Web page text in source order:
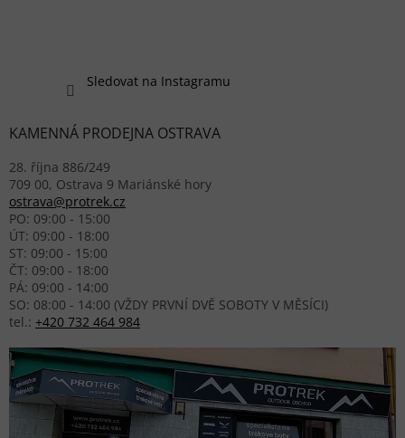
Sledovat na Instagramu
KAMENNÁ PRODEJNA OSTRAVA
28. října 886/249
709 00, Ostrava 9 Mariánské hory
ostrava@protrek.cz
PO: 09:00 - 15:00
ÚT: 09:00 - 18:00
ST: 09:00 - 15:00
ČT: 09:00 - 18:00
PÁ: 09:00 - 14:00
SO: 08:00 - 14:00 (VŽDY PRVNÍ DVĚ SOBOTY V MĚSÍCI)
tel.: +420 732 464 984